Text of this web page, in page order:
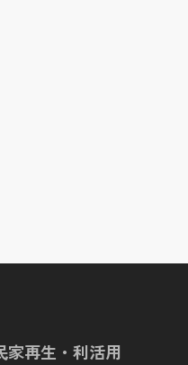
家再生・利活用